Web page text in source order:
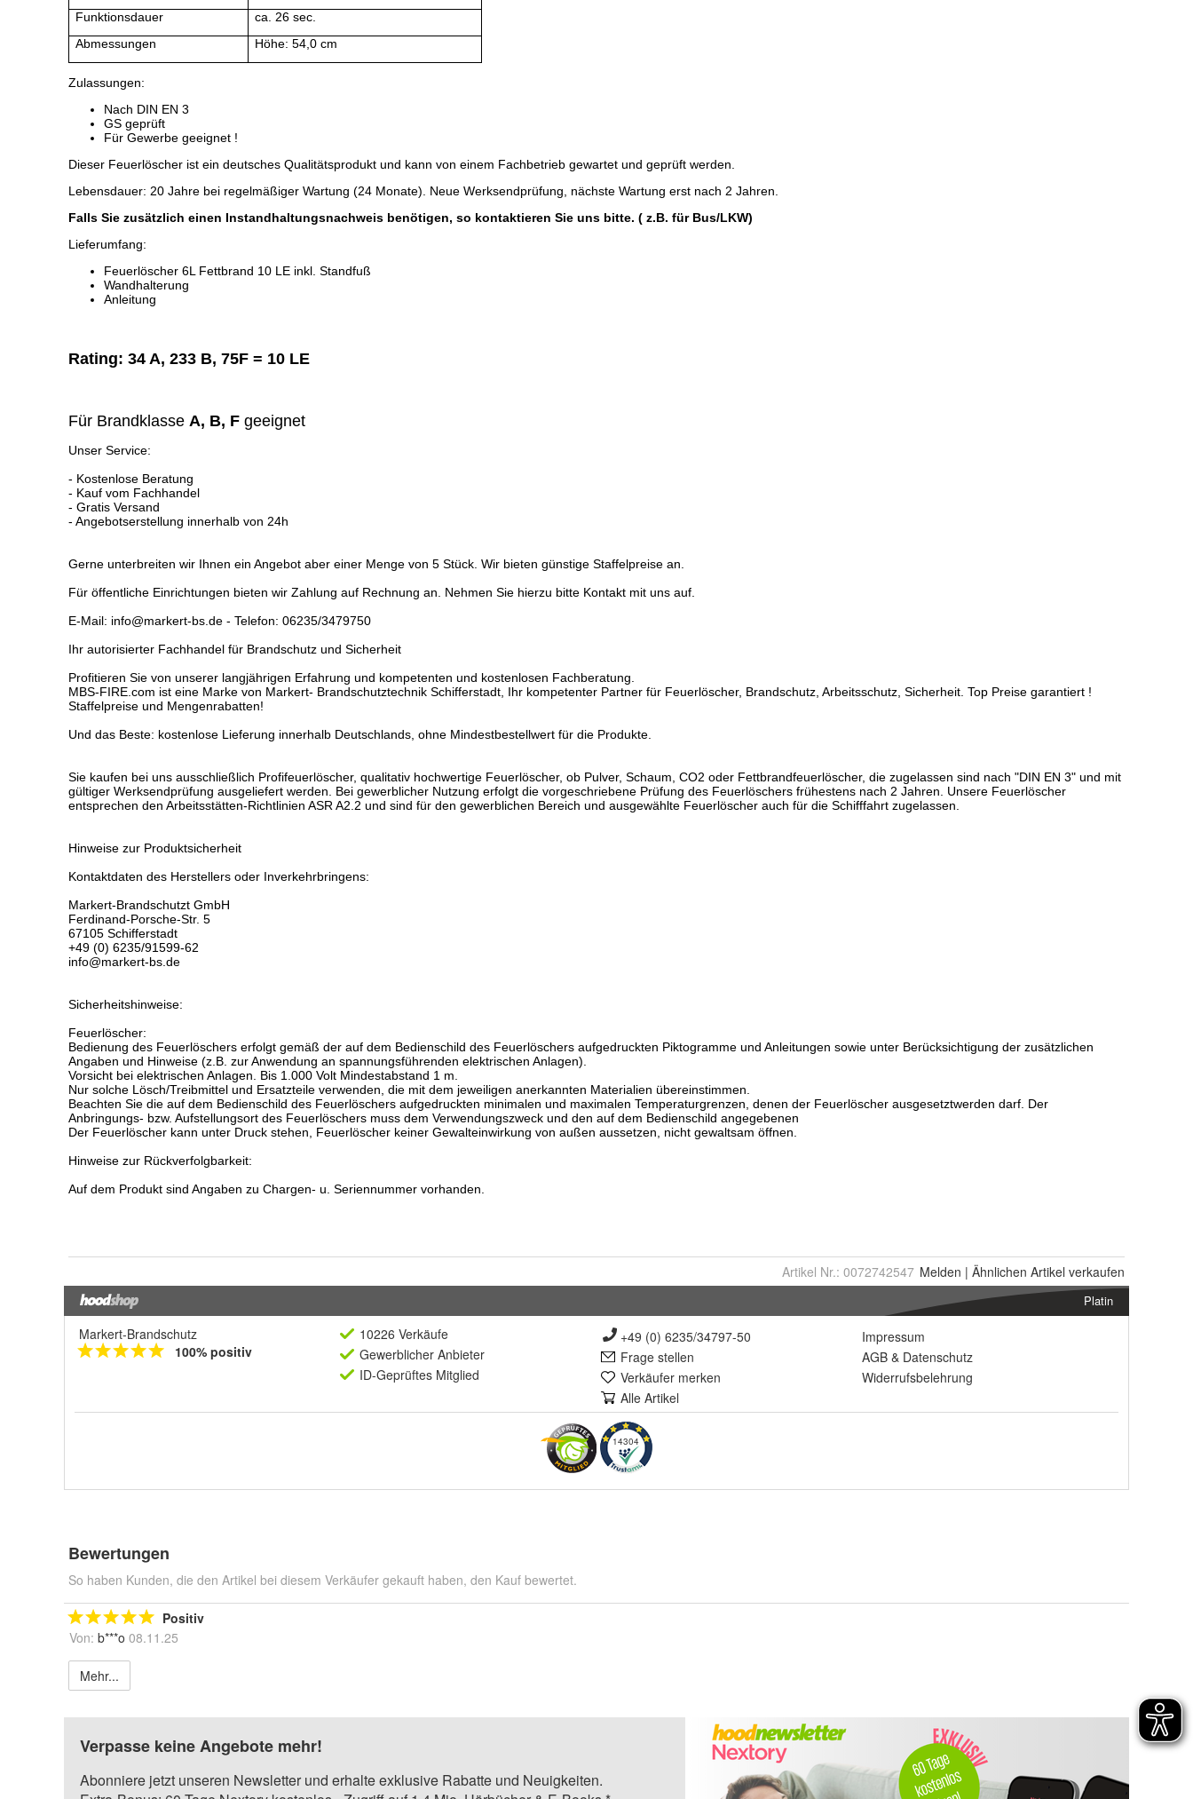
Artikel Nr.: 0072742547 Melden | Ähnlichen Artikel verkaufen
Platin
Markert-Brandschutz
100% positiv
10226 Verkäufe
Gewerblicher Anbieter
ID-Geprüftes Mitglied
+49 (0) 6235/34797-50
Frage stellen
Verkäufer merken
Alle Artikel
Impressum
AGB & Datenschutz
Widerrufsbelehrung
14304
Bewertungen
So haben Kunden, die den Artikel bei diesem Verkäufer gekauft haben, den Kauf bewertet.
Positiv
Von: b***o 08.11.25
Mehr...
Verpasse keine Angebote mehr!
Abonniere jetzt unseren Newsletter und erhalte exklusive Rabatte und Neuigkeiten.